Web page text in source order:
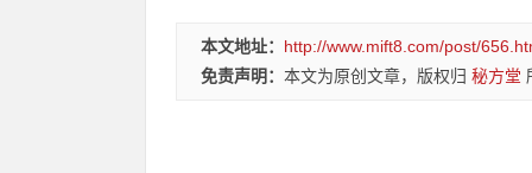
本文地址： http://www.mift8.com/post/
免责声明： 本文为原创文章，版权归 秘方堂